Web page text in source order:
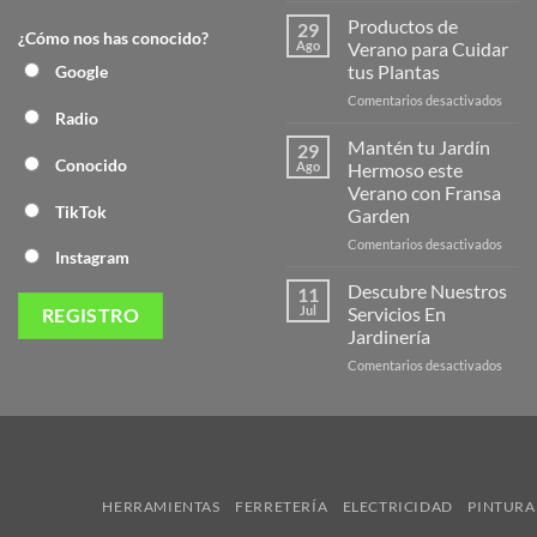
¿Cómo nos has conocido?
Google
Radio
Conocido
TikTok
Instagram
Página
29
Ago
Productos de
Verano para Cuidar
tus Plantas
Comentarios desactivados
29
Ago
Mantén tu Jardín
Hermoso este
Verano con Fransa
Garden
Comentarios desactivados
Jardín
11
Jul
Descubre Nuestros
Servicios En
Jardinería
Comentarios desactivados
HERRAMIENTAS FERRETERÍA ELECTRICIDAD